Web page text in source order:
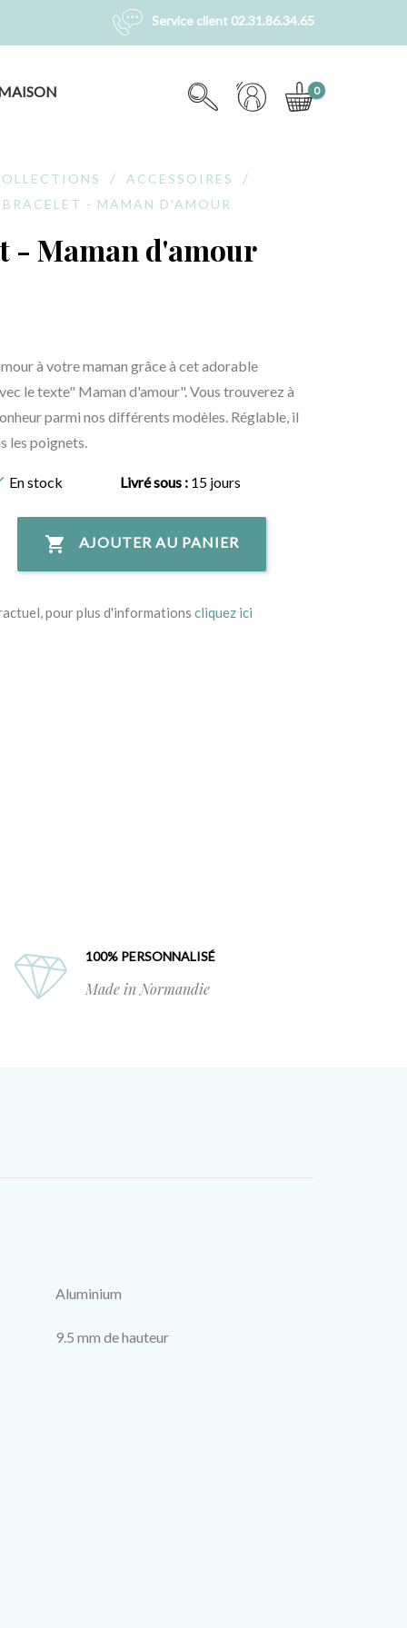
Service client 02.31.86.34.65
0
ACCESSOIRES
BRACELET - MAMAN D'AMOUR
- Maman d'amour
à votre maman grâce à cet adorable
le texte" Maman d'amour". Vous trouverez à
parmi nos différents modèles. Réglable, il
les poignets.
En stock Livré sous : 15 jours
 AJOUTER AU PANIER
pour plus d'informationscliquez ici
100% PERSONNALISÉ
Made in Normandie
Aluminium
9.5 mm de hauteur